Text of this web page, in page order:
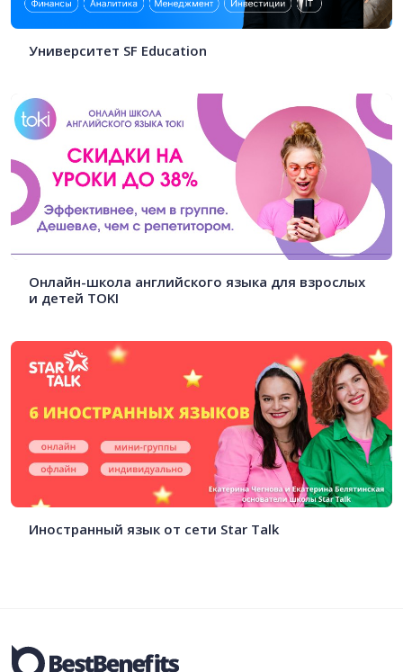
Университет SF Education
Онлайн-школа английского языка для взрослых
и детей TOKI
Иностранный язык от сети Star Talk